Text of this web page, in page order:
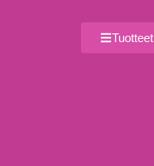
Tuotteet